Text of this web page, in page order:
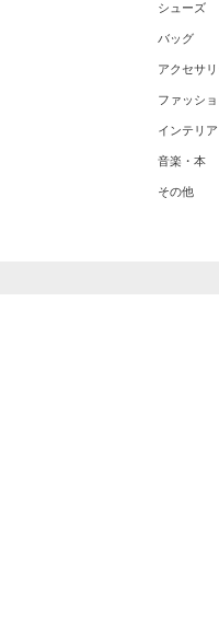
シューズ
バッグ
アクセサ
ファッシ
インテリア
音楽・本
その他